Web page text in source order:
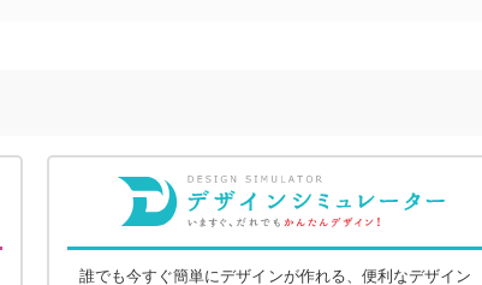
誰でも今すぐ簡単にデザインが作れる、便利なデザイン